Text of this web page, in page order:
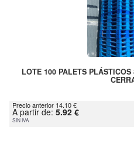
LOTE 100 PALETS
Precio anterior 14.10 €
A partir de: 5.92 €
SIN IVA